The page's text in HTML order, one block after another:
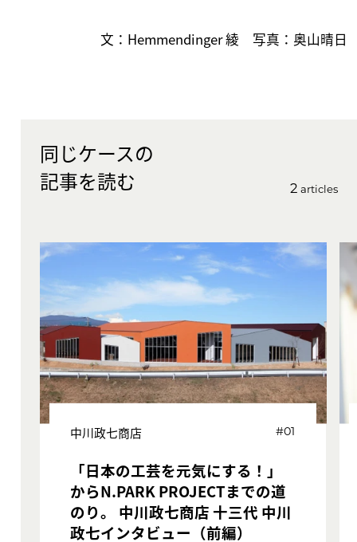
文：Hemmendinger 綾 写真：奥山晴日
同じケースの
記事を読む
2 articles
中川政七商店 #01
「日本の工芸を元気にする！」
からN.PARK PROJECTまでの道
のり。 中川政七商店 十三代 中川
政七インタビュー（前編）